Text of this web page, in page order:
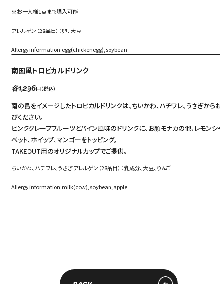
※お一人様1点まで購入可能
アレルゲン（28品目）：卵、大豆
Allergy information:egg(chickenegg),soybean
南国風トロピカルドリンク
各1,296円（税込）
南の島をイメージしたトロピカルドリンクは、ちいかわ、ハチワレ、うさぎから
びください。
ピンクグレープフルーツとパイン風味のドリンクに、お顔モナカの他、レモンシ
ベット、ホイップ、マンゴーをトッピング。
TAKEOUT用のオリジナルカップでご提供。
ちいかわ、ハチワレ、うさぎ アレルゲン（28品目）：乳成分、大豆、りんご
Allergy information:milk(cow),soybean,apple